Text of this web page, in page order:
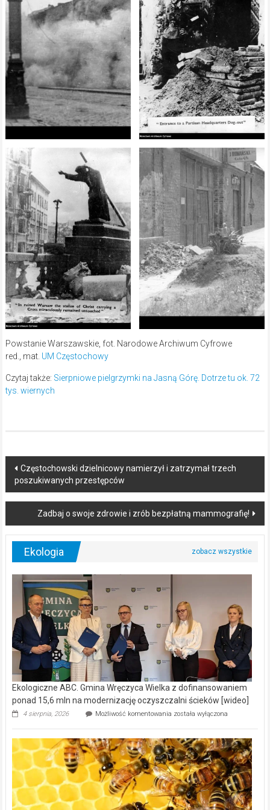
Powstanie Warszawskie, fot. Narodowe Archiwum Cyfrowe
red., mat. UM Częstochowy
Czytaj także: Sierpniowe pielgrzymki na Jasną Górę. Dotrze tu ok. 72
tys. wiernych
Post
navigation
Częstochowski dzielnicowy namierzył i zatrzymał trzech
poszukiwanych przestępców
Zadbaj o swoje zdrowie i zrób bezpłatną mammografię!
Ekologia
Ekologiczne ABC. Gmina Wręczyca Wielka z dofinansowaniem
ponad 15,6 mln na modernizację oczyszczalni ścieków [wideo]
4 sierpnia, 2026 Możliwość komentowania Ekologiczne
Wręczyca
Wielka
z
dofinansowaniem
ponad
15,6
mln
została wyłączona